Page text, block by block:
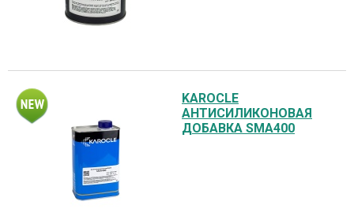
KAROCLE
АНТИСИЛИКОНОВАЯ
ДОБАВКА SMA400